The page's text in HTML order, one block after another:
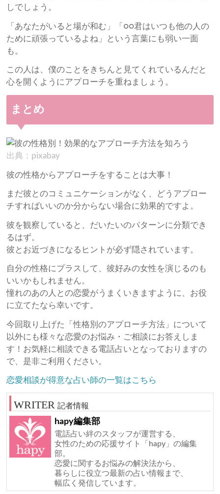
しでしょう。
「あなたがいると場が和む」「○○君はいつも他の人の
ために頑張っているよね」という言葉にも弱い一面
も。
この人は、僕のことをきちんと見てくれているんだと
心を開くようにアプローチを重ねましょう。
まとめ
出典：pixabay
彼の性格からアプローチをすることは大事！
まだ彼とのコミュニケーションがなく、どうアプロー
チすればいいのか分からない場合に効果的ですよ。
彼を観察していると、だいたいのパターンに分類でき
るはず。
彼とお近づきになるヒントが必ず隠されています。
自分の性格にプラスして、彼好みの女性を演じるのも
いいかもしれません。
憧れのあの人との恋愛がうまくいきますように、お役
に立てたなら幸いです。
今回取り上げた「性格別のアプローチ方法」について
以外にも様々な恋愛のお悩み・ご相談にお答えしま
す！お気軽に相談できる電話占いとなっておりますの
で、是非ご利用ください。
恋愛相談が得意な占い師の一覧はこちら
記者情報
hapy編集部
電話占い絆のスタッフが運営する、
女性のための応援サイト「hapy」の編集
部。
恋愛に関するお悩みの解決法から、
暮らしに役立つ最新の占い情報まで、
幅広く発信しています。